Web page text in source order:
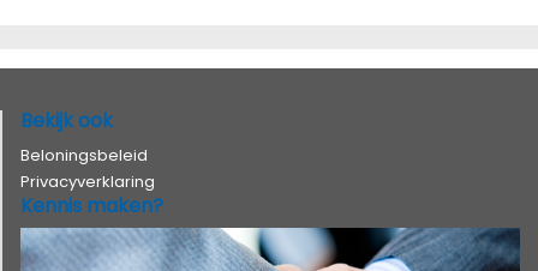
Bekijk ook
Beloningsbeleid
Privacyverklaring
Kennis maken?